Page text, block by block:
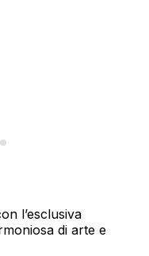
l’esclusiva
di arte e